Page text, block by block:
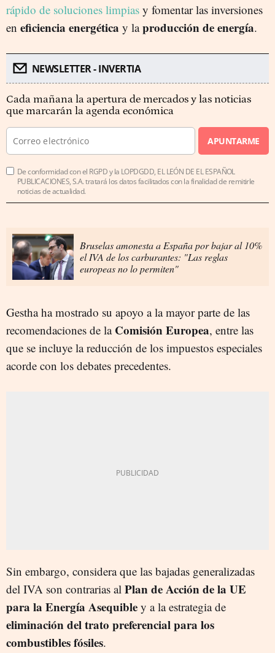
rápido de soluciones limpias y fomentar las inversiones
en eficiencia energética y laproducción de energía.
NEWSLETTER - INVERTIA
Cada mañana la apertura de mercados y las noticias
que marcarán la agenda económica
APUNTARME
De conformidad con el RGPD y la LOPDGDD, EL LEÓN DE EL ESPAÑOL
PUBLICACIONES, S.A. tratará los datos facilitados con la finalidad de remitirle
noticias de actualidad.
Bruselas amonesta a España por bajar al 10%
el IVA de los carburantes: "Las reglas
europeas no lo permiten"
Gestha ha mostrado su apoyo a la mayor parte de las
recomendaciones de la Comisión Europea, entre las
que se incluye la reducción de los impuestos especiales
acorde con los debates precedentes.
Sin embargo, considera que las bajadas generalizadas
del IVA son contrarias al Plan de Acción de la UE
para la Energía Asequible y a la estrategia de
eliminación del trato preferencial para los
combustibles fósiles.